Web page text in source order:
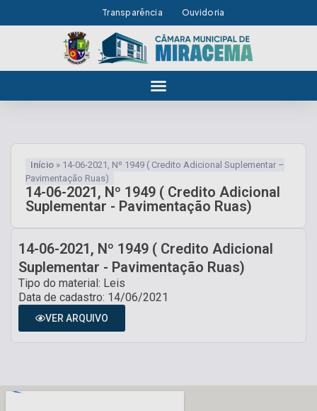
Transparência Ouvidoria
Início » 14-06-2021, Nº 1949 ( Credito Adicional Suplementar –
Pavimentação Ruas)
14-06-2021, Nº 1949 ( Credito Adicional
Suplementar - Pavimentação Ruas)
14-06-2021, Nº 1949 ( Credito Adicional
Suplementar - Pavimentação Ruas)
Tipo do material: Leis
Data de cadastro: 14/06/2021
VER ARQUIVO